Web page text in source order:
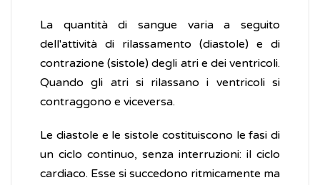
La quantità di sangue varia a seguito
dell'attività di rilassamento (diastole) e di
contrazione (sistole) degli atri e dei ventricoli.
Quando gli atri si rilassano i ventricoli si
contraggono e viceversa.
Le diastole e le sistole costituiscono le fasi di
un ciclo continuo, senza interruzioni: il ciclo
cardiaco. Esse si succedono ritmicamente ma